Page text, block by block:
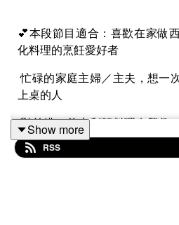
💕本段節目適合：喜歡在家做
化料理的烹飪愛好者
忙碌的家庭主婦／主夫，想一
上桌的人
對羊排、義大利麵料理有興趣
聽眾
Show more
RSS